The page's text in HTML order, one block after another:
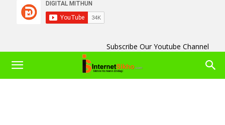
Subscribe Our Youtube Channel